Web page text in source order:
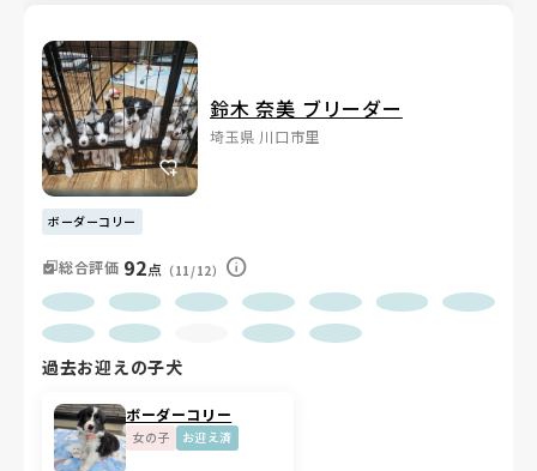
鈴木 奈美 ブリーダー
埼玉県 川口市里
ボーダーコリー
総合評価 92点 （11/12）
過去お迎えの子犬
ボーダーコリー
女の子 お迎え済